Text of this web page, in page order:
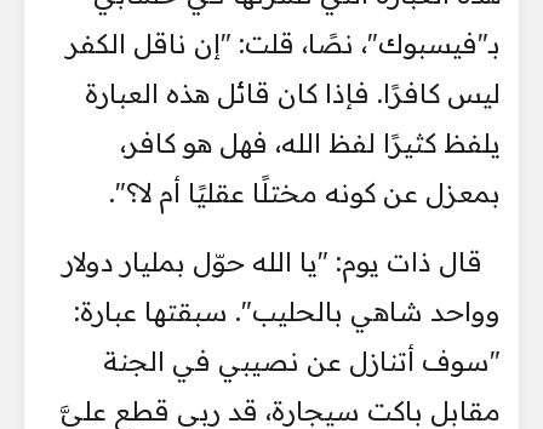
بـ"فيسبوك"، نصًا، قلت: "إن ناقل الكفر
ليس كافرًا. فإذا كان قائل هذه العبارة
يلفظ كثيرًا لفظ الله، فهل هو كافر،
بمعزل عن كونه مختلًا عقليًا أم لا؟".
قال ذات يوم: "يا الله حوّل بمليار دولار
وواحد شاهي بالحليب". سبقتها عبارة:
"سوف أتنازل عن نصيبي في الجنة
مقابل باكت سيجارة، قد ربي قطع عليَّ